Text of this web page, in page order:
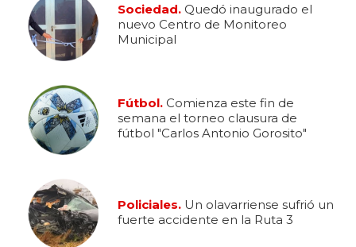
Sociedad. Quedó inaugurado el
nuevo Centro de Monitoreo
Municipal
Fútbol. Comienza este fin de
semana el torneo clausura de
fútbol "Carlos Antonio Gorosito"
Policiales. Un olavarriense sufrió un
fuerte accidente en la Ruta 3